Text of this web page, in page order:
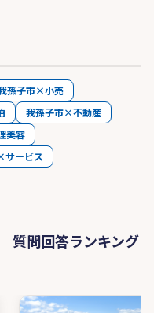
孫子市×小売
我孫子市×不動産
美容
サービス
質問回答ランキング